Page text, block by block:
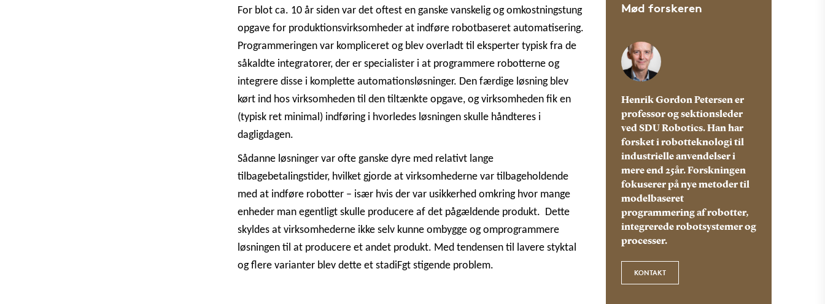
For blot ca. 10 år siden var det oftest en ganske vanskelig og omkostningstung
opgave for produktionsvirksomheder at indføre robotbaseret automatisering.
Programmeringen var kompliceret og blev overladt til eksperter typisk fra de
såkaldte integratorer, der er specialister i at programmere robotterne og
integrere disse i komplette automationsløsninger. Den færdige løsning blev
kørt ind hos virksomheden til den tiltænkte opgave, og virksomheden fik en
(typisk ret minimal) indføring i hvorledes løsningen skulle håndteres i
dagligdagen.
Sådanne løsninger var ofte ganske dyre med relativt lange
tilbagebetalingstider, hvilket gjorde at virksomhederne var tilbageholdende
med at indføre robotter – især hvis der var usikkerhed omkring hvor mange
enheder man egentligt skulle producere af det pågældende produkt. Dette
skyldes at virksomhederne ikke selv kunne ombygge og omprogrammere
løsningen til at producere et andet produkt. Med tendensen til lavere styktal
og flere varianter blev dette et stadiFgt stigende problem.
Mød forskeren
Henrik Gordon Petersen er
professor og sektionsleder
ved SDU Robotics. Han har
forsket i robotteknologi til
industrielle anvendelser i
mere end 25år. Forskningen
fokuserer på nye metoder til
modelbaseret
programmering af robotter,
integrerede robotsystemer og
processer.
KONTAKT